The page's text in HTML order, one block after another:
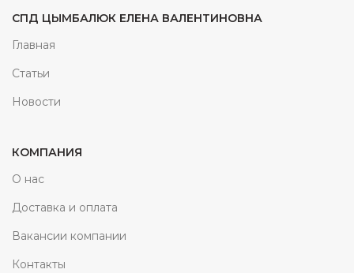
СПД ЦЫМБАЛЮК ЕЛЕНА ВАЛЕНТИНОВНА
Главная
Статьи
Новости
КОМПАНИЯ
О нас
Доставка и оплата
Вакансии компании
Контакты